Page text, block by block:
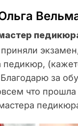
приняли
педикюр,
за
что